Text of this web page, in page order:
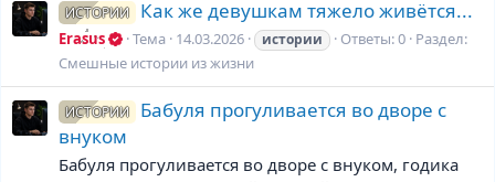
ИСТОРИИ Как же девушкам тяжело живётся...
Erasus Тема 14.03.2026 истории Ответы: 0 Раздел:
Смешные истории из жизни
ИСТОРИИ
Бабуля прогуливается во дворе с
внуком
Бабуля прогуливается во дворе с внуком, годика